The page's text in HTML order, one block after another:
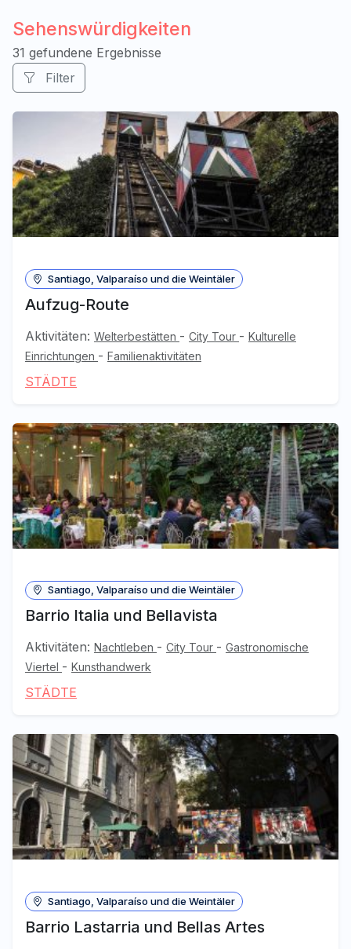
Sehenswürdigkeiten
31 gefundene Ergebnisse
Filter
Santiago, Valparaíso und die Weintäler
Aufzug-Route
Aktivitäten: Welterbestätten - City Tour - Kulturelle
Einrichtungen - Familienaktivitäten
STÄDTE
Santiago, Valparaíso und die Weintäler
Barrio Italia und Bellavista
Aktivitäten: Nachtleben - City Tour - Gastronomische
Viertel - Kunsthandwerk
STÄDTE
Santiago, Valparaíso und die Weintäler
Barrio Lastarria und Bellas Artes